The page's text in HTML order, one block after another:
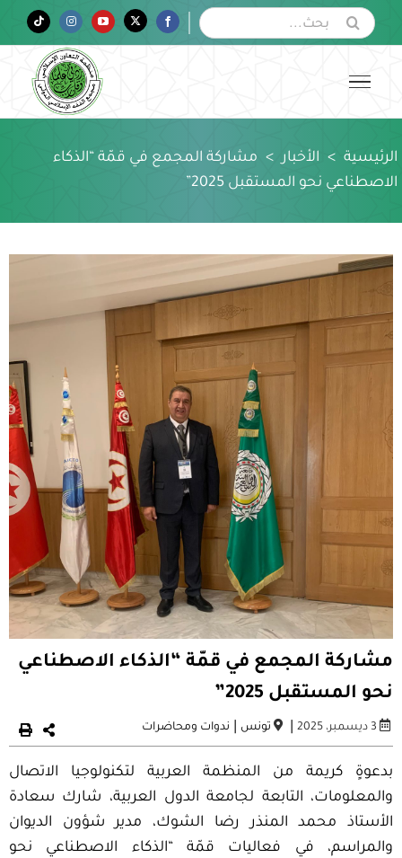
البحث
عن:
Facebook
Twitter
YouTube
Instagram
Tiktok
الرئيسية > الأخبار > مشاركة المجمع في قمّة “الذكاء
الاصطناعي نحو المستقبل 2025”
مشاركة المجمع في قمّة “الذكاء الاصطناعي
نحو المستقبل 2025”
3 ديسمبر، 2025 | تونس ندوات ومحاضرات
بدعوةٍ كريمة من المنظمة العربية لتكنولوجيا الاتصال
والمعلومات، التابعة لجامعة الدول العربية، شارك سعادة
الأستاذ محمد المنذر رضا الشوك، مدير شؤون الديوان
والمراسم، في فعاليات قمّة “الذكاء الاصطناعي نحو